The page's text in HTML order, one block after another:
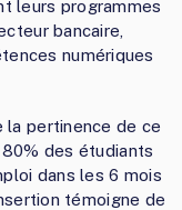
leurs programmes
bancaire,
numériques
la pertinence de ce
des étudiants
dans les 6 mois
témoigne de